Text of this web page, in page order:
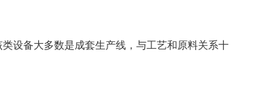
设备大多数是成套生产线，与工艺和原料关系十